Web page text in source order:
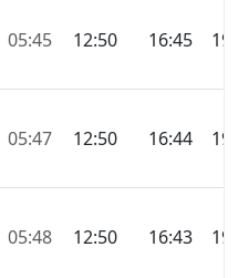
05:45 12:50 16:45
05:47 12:50 16:44
05:48 12:50 16:43